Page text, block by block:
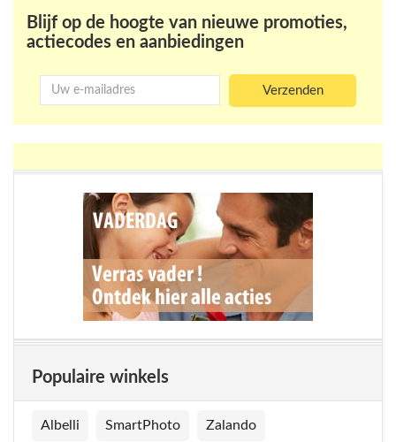
Blijf op de hoogte van nieuwe promoties,
actiecodes en aanbiedingen
Populaire winkels
Albelli SmartPhoto Zalando